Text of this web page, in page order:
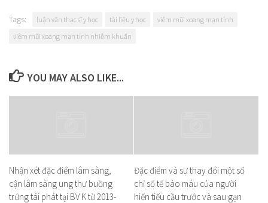
Tags: luận văn thạc sĩ y học tài liệu y học
viêm mũi xoang mạn tính
viêm mũi xoang mạn tính nhiễm khuẩn
YOU MAY ALSO LIKE...
Nhận xét đặc điểm lâm sàng,
cận lâm sàng ung thư buồng
trứng tái phát tại BV K từ 2013-
Đặc điểm và sự thay đổi một số
chỉ số tế bào máu của người
hiến tiểu cầu trước và sau gạn